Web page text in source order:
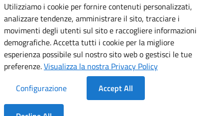
Dichiarazione di accessibilità
Informativa cookie
Note legali
Utilizziamo i cookie per fornire contenuti personalizzati,
analizzare tendenze, amministrare il sito, tracciare i
movimenti degli utenti sul sito e raccogliere informazioni
demografiche. Accetta tutti i cookie per la migliore
esperienza possibile sul nostro sito web o gestisci le tue
preferenze.Visualizza la nostra Privacy Policy
Configurazione
Accept All